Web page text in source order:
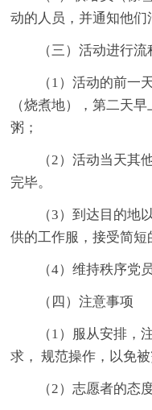
动的人员，并通知他们
（三）活动进行流
（1）活动的前一
（烧煮地），第二天
粥；
（2）活动当天其
完毕。
（3）到达目的地
供的工作服，接受简短
（4）维持秩序党
（四）注意事项
（1）服从安排，
求， 规范操作，以免被
（2）志愿者的态